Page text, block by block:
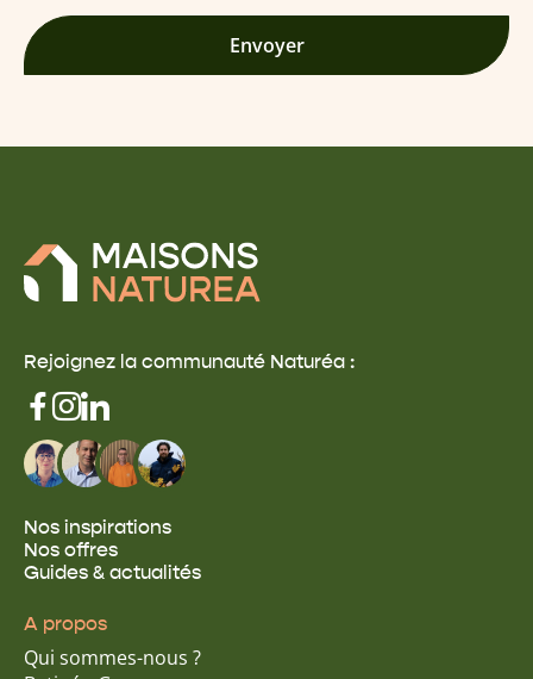
Envoyer
Rejoignez la communauté Naturéa :
Nos inspirations
Nos offres
Guides & actualités
A propos
Qui sommes-nous ?